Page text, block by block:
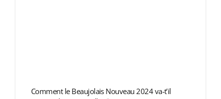
Comment le Beaujolais Nouveau 2024 va-t’il